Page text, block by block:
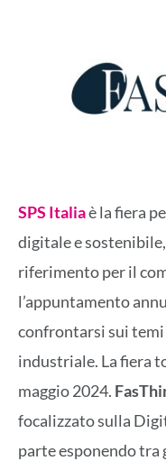
SPS Italiaè la fiera
digitale e
riferimento per il
l’appuntamento
confrontarsi sui
industriale. La fiera
maggio 2024.
focalizzato sulla
parte esponendo